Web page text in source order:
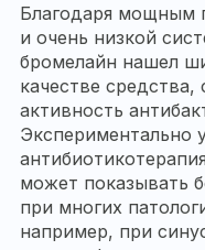
Благодаря мощным
и очень низкой
бромелайн нашел
качестве
активность
Экспериментально
может показывать
при многих
например, при